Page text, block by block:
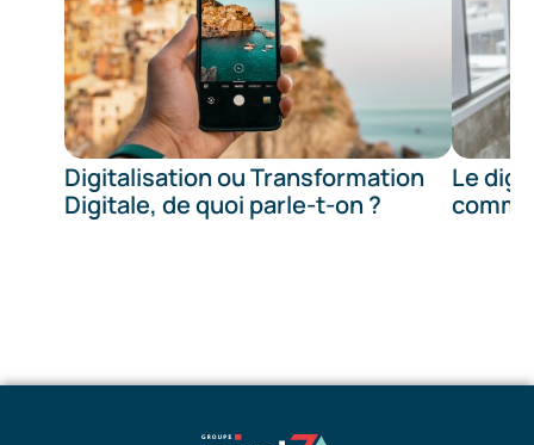
Digitalisation ou Transformation
Digitale, de quoi parle-t-on ?
Le